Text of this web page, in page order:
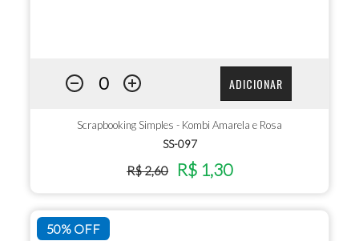
ADICIONAR
Scrapbooking Simples - Kombi Amarela e Rosa
SS-097
R$ 2,60 R$ 1,30
50% OFF